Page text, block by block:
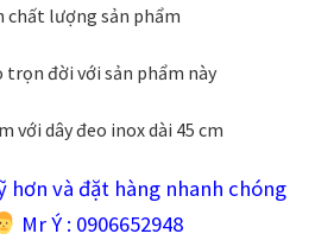
chất lượng sản phẩm
trọn đời với sản phẩm này
với dây đeo inox dài 45 cm
hơn và đặt hàng nhanh chóng
Mr Ý : 0906652948